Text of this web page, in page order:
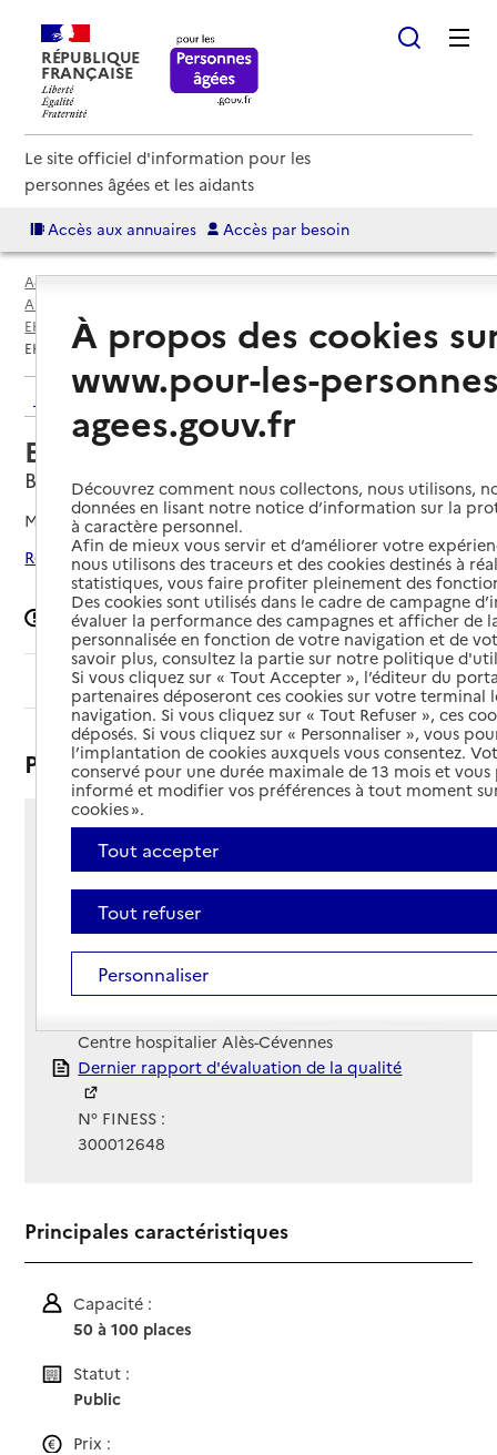
RÉPUBLIQUE
FRANÇAISE
Le site officiel d'information pour les
personnes âgées et les aidants
Accès aux annuaires Accès par besoin
Accueil
Espace annuaire
Annuaire EHPAD et maisons de retraite
EHPAD par département
Gard (30)
EHPAD Les 4 Saisons C
Retour aux résultats de l'annuaire
EHPAD Les 4 Saisons C
Bagard, GARD
Mis à jour le02/07/2026
Rechercher les établissements autour de Bagard
Signaler une erreur
Sommaire
Présentation
30140 - Bagard
Voir itinéraire
Téléphone :
04 66 92 21 85
Contact
Contact
Site Internet
Site internet
Centre hospitalier Alès-Cévennes
Rapport HAS
Dernier rapport d'évaluation de la qualité
N° FINESS :
300012648
Principales caractéristiques
Capacité :
50 à 100 places
Statut :
Public
Prix :
À propos des cookies
www.pour-les-
agees.gouv.fr
Découvrez comment nous collectons, nous utilisons,
données en lisant notre notice d’information sur la
à caractère personnel.
Afin de mieux vous servir et d’améliorer votre
nous utilisons des traceurs et des cookies destinés à
statistiques, vous faire profiter pleinement des
Des cookies sont utilisés dans le cadre de campagne
évaluer la performance des campagnes et afficher de
personnalisée en fonction de votre navigation et de
savoir plus, consultez la partie sur notre politique
Si vous cliquez sur « Tout Accepter », l’éditeur du
partenaires déposeront ces cookies sur votre terminal
navigation. Si vous cliquez sur « Tout Refuser », ces
déposés. Si vous cliquez sur « Personnaliser », vous
l’implantation de cookies auxquels vous consentez.
conservé pour une durée maximale de 13 mois et
informé et modifier vos préférences à tout moment
cookies ».
Tout accepter
Tout refuser
Personnaliser